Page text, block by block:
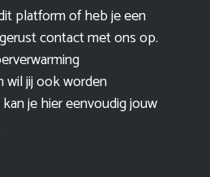
platform of heb je een
contact met ons op.
wil jij ook worden
je hier eenvoudigjouw